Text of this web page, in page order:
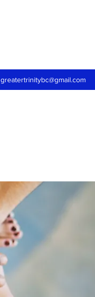
greatertrinitybc@gmail.com